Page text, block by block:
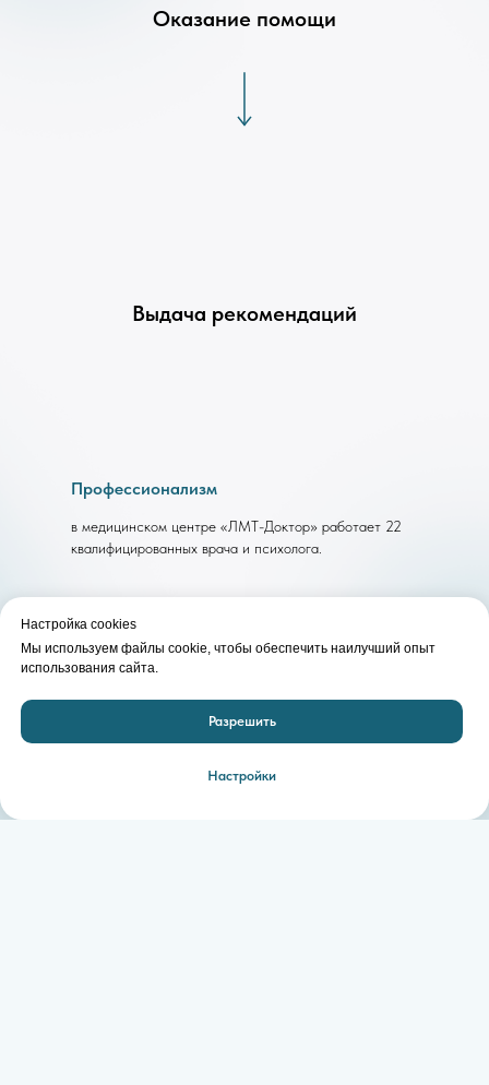
Настройка cookies
Мы используем файлы cookie, чтобы обеспечить наилучший опыт
использования сайта.
Разрешить
Настройки
Оказание помощи
Выдача рекомендаций
Профессионализм
в медицинском центре «ЛМТ-Доктор» работает 22
квалифицированных врача и психолога.
Широкий спектр услуг
наш формат — универсальная клиника, в которой
оказывается комплексная медицинская помощь.
Диагностика, лечение и профилактика заболеваний
по основным направлениям современной медицины, особое
внимание уделяется расстройствам нервной и психической